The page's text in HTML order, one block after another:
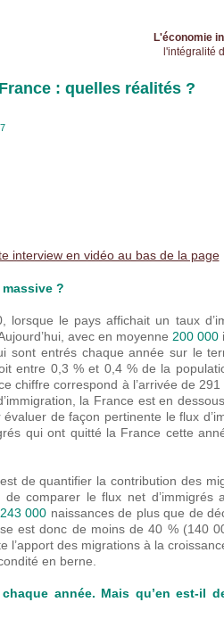
L'économie
l'intégralité
: quelles réalités ?
interview en vidéo au bas de la page
?
le pays affichait un taux
avec en moyenne 200 000
sont entrés chaque année sur le
entre 0,3 % et 0,4 % de la
chiffre correspond à l’arrivée de
la France est en
de façon pertinente le flux
qui ont quitté la France cette
de quantifier la contribution des
comparer le flux net d’immigrés
243 000 naissances de plus que de
est donc de moins de 40 % (140
l’apport des migrations à la
en berne.
année. Mais qu’en est-il